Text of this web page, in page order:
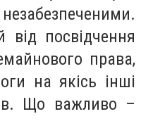
від посвідчення
права,
на якісь інші
Що важливо –